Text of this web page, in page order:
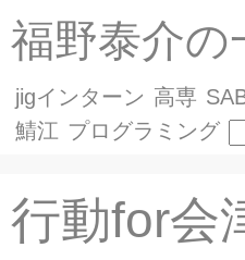
福野泰介の
jigインターン 高専
鯖江 プログラミング
行動for会